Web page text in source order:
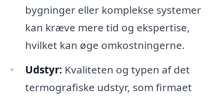
bygninger eller komplekse systemer
kan kræve mere tid og ekspertise,
hvilket kan øge omkostningerne.
Udstyr: Kvaliteten og typen af det
termografiske udstyr, som firmaet